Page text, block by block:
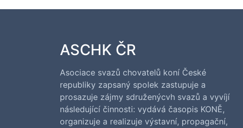
ASCHK ČR
Asociace svazů chovatelů koní České
republiky zapsaný spolek zastupuje a
prosazuje zájmy sdruženýcvh svazů a vyvíjí
následující činnosti: vydává časopis KONĚ,
organizuje a realizuje výstavní, propagační,